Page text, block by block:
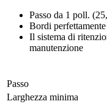
Passo da 1 poll.
Bordi
Il sistema di
manutenzione
Passo
Larghezza minima